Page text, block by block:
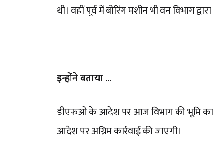
थी। वहीं पूर्व में बोरिंग मशीन भी वन विभाग
इन्होंने बताया ...
डीएफओ के आदेश पर आज विभाग की भूमि का
आदेश पर अग्रिम कार्रवाई की जाएगी।